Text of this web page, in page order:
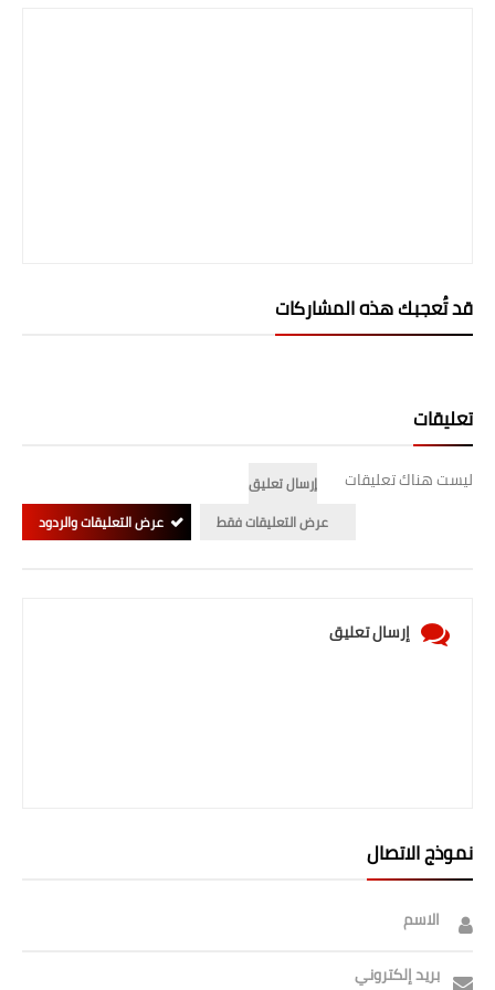
صحة وطب
فن ومشاهير
قد تُعجبك هذه المشاركات
تعليقات
ليست هناك تعليقات
إرسال تعليق
عرض التعليقات فقط
عرض التعليقات والردود
إرسال تعليق
نموذج الاتصال
الاسم
بريد إلكتروني